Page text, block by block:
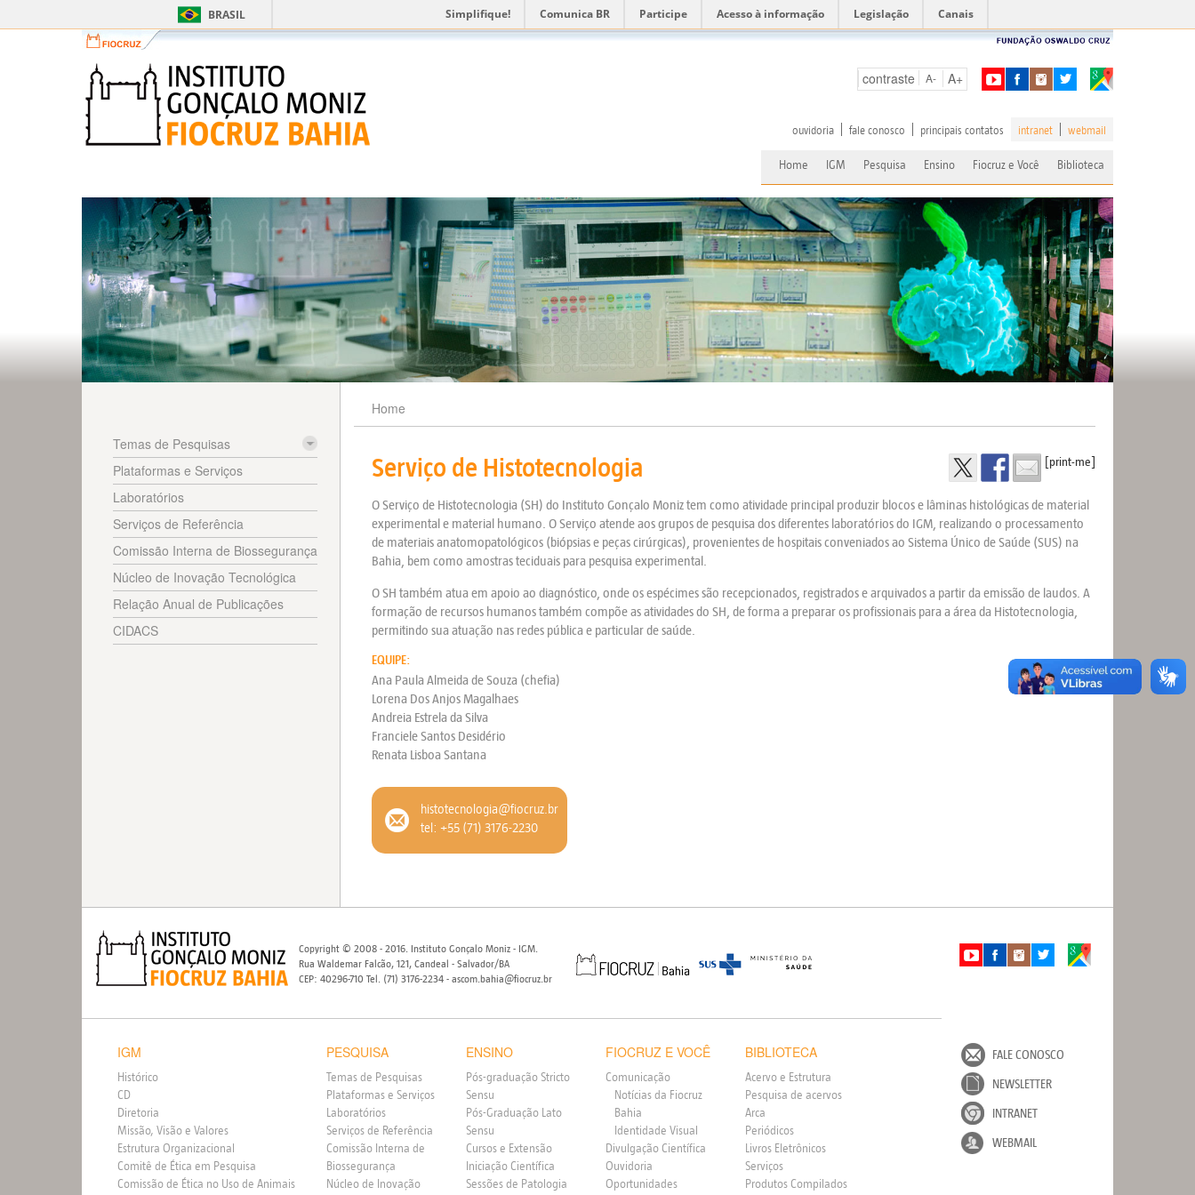
BRASIL Simplifique! Comunica BR Participe Acesso à informação Legislação Canais
contraste A- A+
ouvidoria fale conosco principais contatos intranet webmail
Home IGM Pesquisa Ensino Fiocruz e Você Biblioteca
Temas de Pesquisas
Plataformas e Serviços
Laboratórios
Serviços de Referência
Comissão Interna de Biossegurança
Núcleo de Inovação Tecnológica
Relação Anual de Publicações
CIDACS
Home
Serviço de Histotecnologia [print-me]
O Serviço de Histotecnologia (SH) do Instituto Gonçalo Moniz tem como atividade principal produzir blocos e lâminas histológicas de material
experimental e material humano. O Serviço atende aos grupos de pesquisa dos diferentes laboratórios do IGM, realizando o processamento
de materiais anatomopatológicos (biópsias e peças cirúrgicas), provenientes de hospitais conveniados ao Sistema Único de Saúde (SUS) na
Bahia, bem como amostras teciduais para pesquisa experimental.
O SH também atua em apoio ao diagnóstico, onde os espécimes são recepcionados, registrados e arquivados a partir da emissão de laudos. A
formação de recursos humanos também compõe as atividades do SH, de forma a preparar os profissionais para a área da Histotecnologia,
permitindo sua atuação nas redes pública e particular de saúde.
EQUIPE:
Ana Paula Almeida de Souza (chefia)
Lorena Dos Anjos Magalhaes
Andreia Estrela da Silva
Franciele Santos Desidério
Renata Lisboa Santana
histotecnologia@fiocruz.br
tel: +55 (71) 3176-2230
Copyright © 2008 - 2016. Instituto Gonçalo Moniz - IGM.
Rua Waldemar Falcão, 121, Candeal - Salvador/BA
CEP: 40296-710 Tel. (71) 3176-2234 - ascom.bahia@fiocruz.br
IGM
Histórico
CD
Diretoria
Missão, Visão e Valores
Estrutura Organizacional
Comitê de Ética em Pesquisa
Comissão de Ética no Uso de Animais
PESQUISA
Temas de Pesquisas
Plataformas e Serviços
Laboratórios
Serviços de Referência
Comissão Interna de
Biossegurança
Núcleo de Inovação
ENSINO
Pós-graduação Stricto
Sensu
Pós-Graduação Lato
Sensu
Cursos e Extensão
Iniciação Científica
Sessões de Patologia
FIOCRUZ E VOCÊ
Comunicação
Notícias da Fiocruz
Bahia
Identidade Visual
Divulgação Científica
Ouvidoria
Oportunidades
BIBLIOTECA
Acervo e Estrutura
Pesquisa de acervos
Arca
Periódicos
Livros Eletrônicos
Serviços
Produtos Compilados
FALE CONOSCO
NEWSLETTER
INTRANET
WEBMAIL